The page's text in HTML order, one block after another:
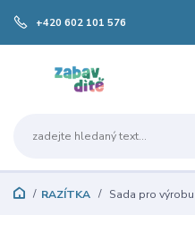
+420 602 101 576
RAZÍTKA Sada pro